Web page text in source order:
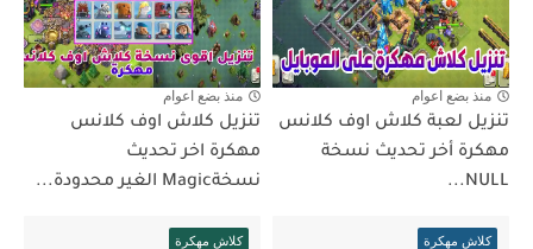
منذ بضع اعوام
تنزيل لعبة كلاش اوف كلانس
مهكرة أخر تحديث نسخة
NULL...
منذ بضع اعوام
تنزيل كلاش اوف كلانس
مهكرة اخر تحديث
نسخةMagic الغير محدودة...
كلاش مهكرة كلاش مهكرة